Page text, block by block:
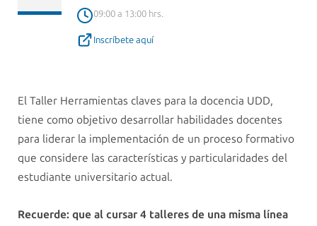
09:00 a 13:00 hrs.
Inscríbete aquí
El Taller Herramientas claves para la docencia UDD,
tiene como objetivo desarrollar habilidades docentes
para liderar la implementación de un proceso formativo
que considere las características y particularidades del
estudiante universitario actual.
Recuerde: que al cursar 4 talleres de una misma línea